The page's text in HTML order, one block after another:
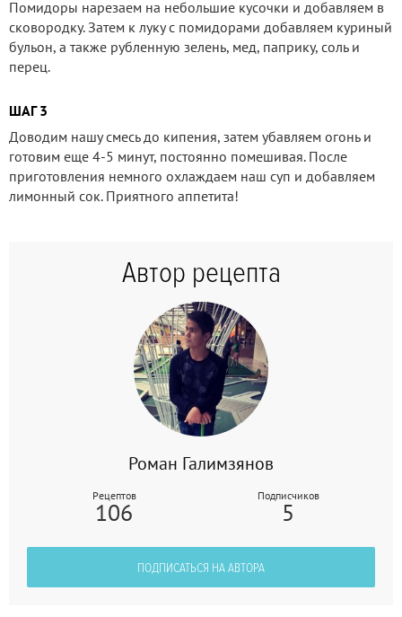
Помидоры нарезаем на небольшие кусочки и добавляем в
сковородку. Затем к луку с помидорами добавляем куриный
бульон, а также рубленную зелень, мед, паприку, соль и
перец.
ШАГ 3
Доводим нашу смесь до кипения, затем убавляем огонь и
готовим еще 4-5 минут, постоянно помешивая. После
приготовления немного охлаждаем наш суп и добавляем
лимонный сок. Приятного аппетита!
Автор рецепта
Роман Галимзянов
Рецептов
106
Подписчиков
5
ПОДПИСАТЬСЯ НА АВТОРА